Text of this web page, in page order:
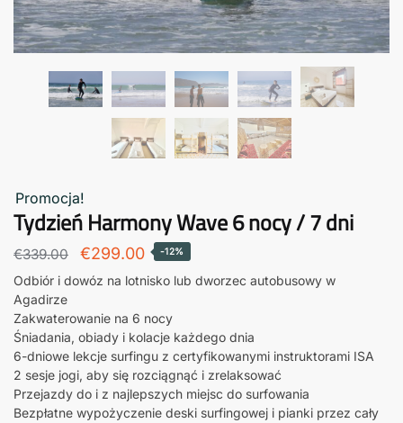
Promocja!
Tydzień Harmony Wave 6 nocy / 7 dni
€339.00
Pierwotna
cena
€339.00.
€299.00Aktualna
cena:
-12%
Odbiór i dowóz na lotnisko lub dworzec autobusowy w
Agadirze
Zakwaterowanie na 6 nocy
Śniadania, obiady i kolacje każdego dnia
6-dniowe lekcje surfingu z certyfikowanymi instruktorami ISA
2 sesje jogi, aby się rozciągnąć i zrelaksować
Przejazdy do i z najlepszych miejsc do surfowania
Bezpłatne wypożyczenie deski surfingowej i pianki przez cały